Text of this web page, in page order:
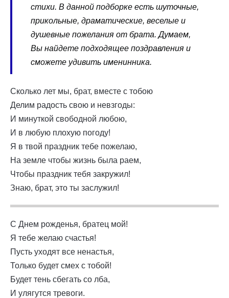
стихи. В данной подборке есть шуточные,
прикольные, драматические, веселые и
душевные пожелания от брата. Думаем,
Вы найдете подходящее поздравления и
сможете удивить именинника.
Сколько лет мы, брат, вместе с тобою
Делим радость свою и невзгоды:
И минуткой свободной любою,
И в любую плохую погоду!
Я в твой праздник тебе пожелаю,
На земле чтобы жизнь была раем,
Чтобы праздник тебя закружил!
Знаю, брат, это ты заслужил!
С Днем рожденья, братец мой!
Я тебе желаю счастья!
Пусть уходят все ненастья,
Только будет смех с тобой!
Будет тень сбегать со лба,
И улягутся тревоги.